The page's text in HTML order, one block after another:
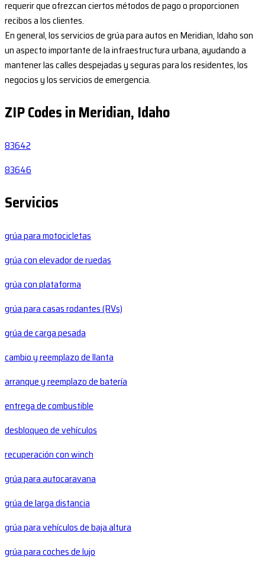
requerir que ofrezcan ciertos métodos de pago o proporcionen
recibos a los clientes.
En general, los servicios de grúa para autos en Meridian, Idaho son
un aspecto importante de la infraestructura urbana, ayudando a
mantener las calles despejadas y seguras para los residentes, los
negocios y los servicios de emergencia.
ZIP Codes in Meridian, Idaho
83642
83646
Servicios
grúa para motocicletas
grúa con elevador de ruedas
grúa con plataforma
grúa para casas rodantes (RVs)
grúa de carga pesada
cambio y reemplazo de llanta
arranque y reemplazo de batería
entrega de combustible
desbloqueo de vehículos
recuperación con winch
grúa para autocaravana
grúa de larga distancia
grúa para vehículos de baja altura
grúa para coches de lujo